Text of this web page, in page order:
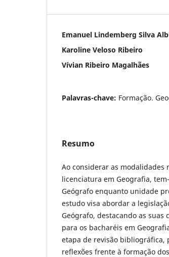
Emanuel Lindemberg Silva
Karoline Veloso Ribeiro
Vívian Ribeiro Magalhães
Palavras-chave: Formação.
Resumo
Ao considerar as modalidades
licenciatura em Geografia,
Geógrafo enquanto unidade
estudo visa abordar a
Geógrafo, destacando as
para os bacharéis em
etapa de revisão bibliográfica,
reflexões frente à formação